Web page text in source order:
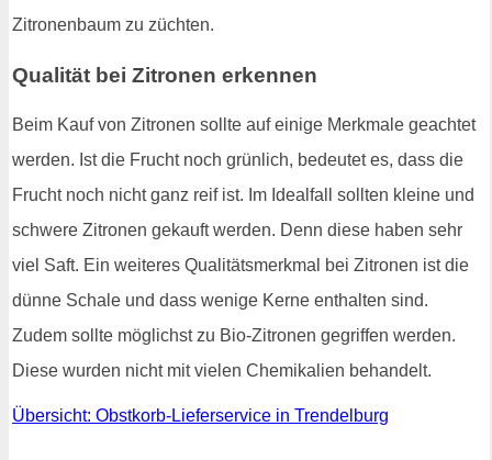
Zitronenbaum zu züchten.
Qualität bei Zitronen erkennen
Beim Kauf von Zitronen sollte auf einige Merkmale geachtet
werden. Ist die Frucht noch grünlich, bedeutet es, dass die
Frucht noch nicht ganz reif ist. Im Idealfall sollten kleine und
schwere Zitronen gekauft werden. Denn diese haben sehr
viel Saft. Ein weiteres Qualitätsmerkmal bei Zitronen ist die
dünne Schale und dass wenige Kerne enthalten sind.
Zudem sollte möglichst zu Bio-Zitronen gegriffen werden.
Diese wurden nicht mit vielen Chemikalien behandelt.
Übersicht: Obstkorb-Lieferservice in Trendelburg